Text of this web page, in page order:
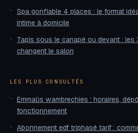
Spa gonflable 4 places : le format
intime à domicile
Tapis sous le canapé ou devant : les
changent le salon
LES PLUS CONSULTÉS
Emmaüs wambrechies : horaires,
fonctionnement
Abonnement edf triphasé tarif :